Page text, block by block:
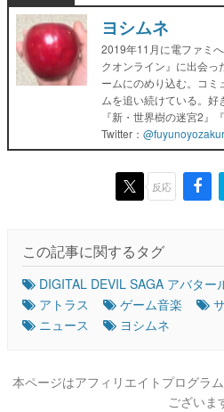
ヨシムネ
2019年11月に電ファミ
クオンライン』に出会
ームにのめり込む。コミ
ムを追い続けている。好
『新・世界樹の迷宮2』
Twitter：
反応
この記事に関するタグ
DIGITAL DEVIL SAGA アバター
アトラス
ゲーム音楽
ニュース
ヨシムネ
本ページはアフィリエイトプログラ
ございま